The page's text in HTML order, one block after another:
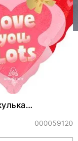
000059120